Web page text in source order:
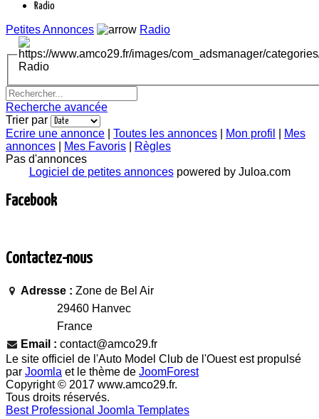
Radio
Petites Annonces Radio
Radio
Recherche avancée
Trier par
Ecrire une annonce
Toutes les annonces Mon profil
Mes
annonces
Mes Favoris
Règles
Pas d'annonces
Logiciel de petites annoncespowered by Juloa.com
Facebook
Contactez-nous
Adresse : Zone de Bel Air
29460 Hanvec
France
Email : contact@amco29.fr
Le site officiel de l'Auto Model Club de l'Ouest est propulsé
par Joomla et le thème de JoomForest
Copyright © 2017 www.amco29.fr.
Tous droits réservés.
Best Professional Joomla Templates